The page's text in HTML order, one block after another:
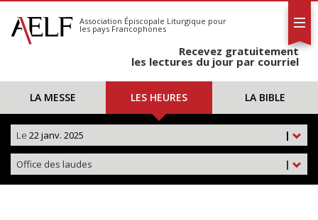
S'abonner
Calendrier
Association Épiscopale Liturgique pour
les pays Francophones
Recevez gratuitement
les lectures du jour par courriel
LA MESSE LES HEURES LA BIBLE
|
Le 22 janv. 2025
|
Office des laudes